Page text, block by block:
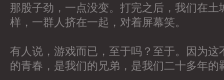
那股子劲，一点没变。打完之后，我们在土
样，一群人挤在一起，对着屏幕笑。
有人说，游戏而已，至于吗？至于。因为这
的青春，是我们的兄弟，是我们二十多年的